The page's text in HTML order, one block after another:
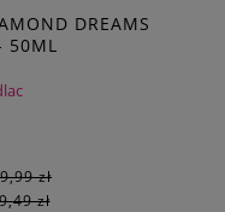
DREAMS
50ML
zł
zł